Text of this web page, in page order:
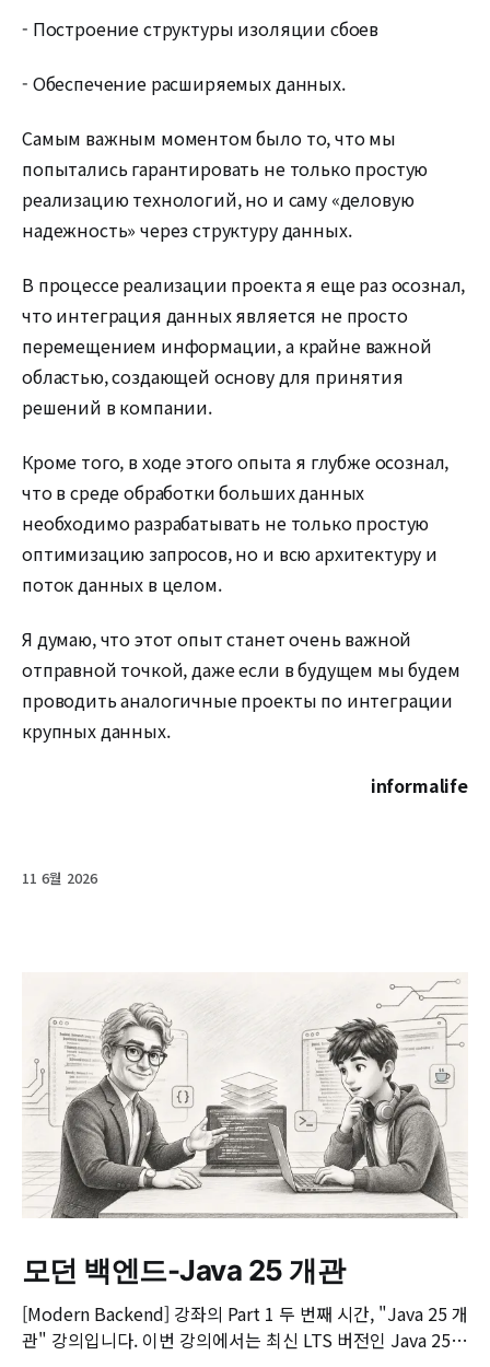
- Построение структуры изоляции сбоев
- Обеспечение расширяемых данных.
Самым важным моментом было то, что мы
попытались гарантировать не только простую
реализацию технологий, но и саму «деловую
надежность» через структуру данных.
В процессе реализации проекта я еще раз осознал,
что интеграция данных является не просто
перемещением информации, а крайне важной
областью, создающей основу для принятия
решений в компании.
Кроме того, в ходе этого опыта я глубже осознал,
что в среде обработки больших данных
необходимо разрабатывать не только простую
оптимизацию запросов, но и всю архитектуру и
поток данных в целом.
Я думаю, что этот опыт станет очень важной
отправной точкой, даже если в будущем мы будем
проводить аналогичные проекты по интеграции
крупных данных.
informalife
11 6월 2026
모던 백엔드-Java 25 개관
[Modern Backend] 강좌의 Part 1 두 번째 시간, "Java 25 개
관" 강의입니다. 이번 강의에서는 최신 LTS 버전인 Java 25의